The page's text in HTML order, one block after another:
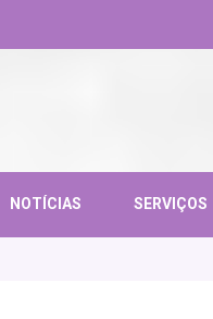
NOTÍCIAS SERVIÇOS